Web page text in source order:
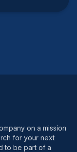
on a mission
for your next
to be part of a